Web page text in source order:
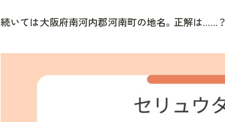
続いては大阪府南河内郡河南町の地名。正解は……？